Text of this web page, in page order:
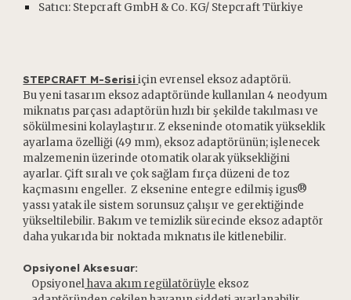
Satıcı: Stepcraft GmbH & Co. KG/ Stepcraft Türkiye
STEPCRAFT M-Serisi için evrensel eksoz adaptörü.
Bu yeni tasarım eksoz adaptöründe kullanılan 4 neodyum
miknatıs parçası adaptörün hızlı bir şekilde takılması ve
sökülmesini kolaylaştırır. Z ekseninde otomatik yükseklik
ayarlama özelliği (49 mm), eksoz adaptörünün; işlenecek
malzemenin üzerinde otomatik olarak yüksekliğini
ayarlar. Çift sıralı ve çok sağlam fırça düzeni de toz
kaçmasını engeller. Z eksenine entegre edilmiş igus®
yassı yatak ile sistem sorunsuz çalışır ve gerektiğinde
yükseltilebilir. Bakım ve temizlik sürecinde eksoz adaptör
daha yukarıda bir noktada mıknatıs ile kitlenebilir.
Opsiyonel Aksesuar:
Opsiyonelhava akım regülatörüyle eksoz